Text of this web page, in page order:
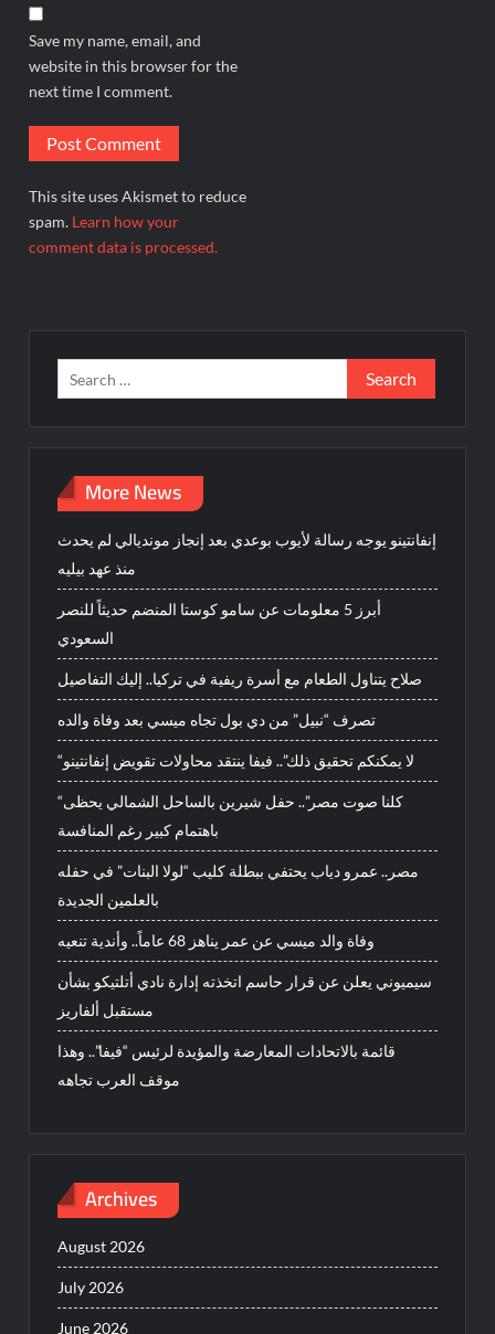
Save my name, email, and
website in this browser for the
next time I comment.
This site uses Akismet to reduce
spam. Learn how your
comment data is processed.
Search
for:
More News
إنفانتينو يوجه رسالة لأيوب بوعدي بعد إنجاز مونديالي لم يحدث
منذ عهد بيليه
أبرز 5 معلومات عن سامو كوستا المنضم حديثاً للنصر
السعودي
صلاح يتناول الطعام مع أسرة ريفية في تركيا.. إليك التفاصيل
تصرف “نبيل” من دي بول تجاه ميسي بعد وفاة والده
“لا يمكنكم تحقيق ذلك”.. فيفا ينتقد محاولات تقويض إنفانتينو
“كلنا صوت مصر”.. حفل شيرين بالساحل الشمالي يحظى
باهتمام كبير رغم المنافسة
مصر.. عمرو دياب يحتفي ببطلة كليب “لولا البنات” في حفله
بالعلمين الجديدة
وفاة والد ميسي عن عمر يناهز 68 عاماً.. وأندية تنعيه
سيميوني يعلن عن قرار حاسم اتخذته إدارة نادي أتلتيكو بشأن
مستقبل ألفاريز
قائمة بالاتحادات المعارضة والمؤيدة لرئيس “فيفا”.. وهذا
موقف العرب تجاهه
Archives
August 2026
July 2026
June 2026